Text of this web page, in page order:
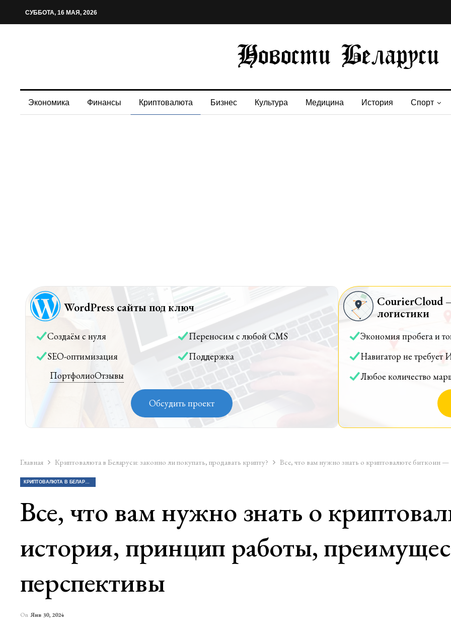
СУББОТА, 16 МАЯ, 2026
Экономика Финансы Криптовалюта Бизнес Культура Медицина История Спорт
WordPress сайты под ключ
Создаём с нуля
Переносим с любой CMS
SEO-оптимизация
Поддержка
ПортфолиоОтзывы
Обсудить проект
CourierCloud
логистики
Экономия пробега и
Навигатор не требует
Любое количество
Главная Криптовалюта в Беларуси: законно ли покупать, продавать крипту? Все, что вам нужно знать о криптовалюте биткоин
КРИПТОВАЛЮТА В БЕЛАРУСИ: ЗАКОННО ЛИ ПОКУПАТЬ, ПРОДАВАТЬ КРИПТУ?
Все, что вам нужно знать о
история, принцип работы,
перспективы
On Янв 30, 2024